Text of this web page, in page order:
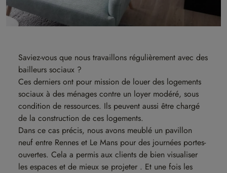
Saviez-vous que nous travaillons régulièrement avec des
bailleurs sociaux ?
Ces derniers ont pour mission de louer des logements
sociaux à des ménages contre un loyer modéré, sous
condition de ressources. Ils peuvent aussi être chargé
de la construction de ces logements.
Dans ce cas précis, nous avons meublé un pavillon
neuf entre Rennes et Le Mans pour des journées portes-
ouvertes. Cela a permis aux clients de bien visualiser
les espaces et de mieux se projeter . Et une fois les